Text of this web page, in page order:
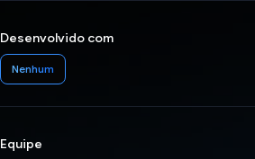
Desenvolvido com
Nenhum
Equipe